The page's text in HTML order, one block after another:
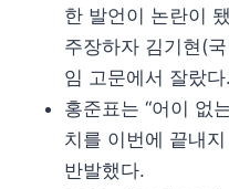
한 발언이 논란이
주장하자 김기현(
임 고문에서 잘랐다.
홍준표는 “어이 없
치를 이번에 끝내
반발했다.